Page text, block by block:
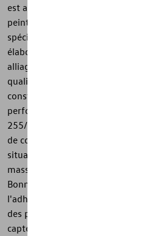
est adaptée au design Volkswagen
peinture résistante à l'usure
spécifications standard élevées. La
élaborée et la haute qualité de
alliage léger ainsi que le mélange de
qualité de la jante en aluminium,
constituent la qualité Volkswagen
performances Continental
255/55 R19 111V XL se caractérise
de conduite et son adhérence dans
situations de conduite. Le montage
masses d'équilibrage écologiques et
Bonne classe d'étiquetage des pneus
l'adhérence sur sol mouillé. Faible
des pneus pour une meilleure
capteur de contrôle de la pression